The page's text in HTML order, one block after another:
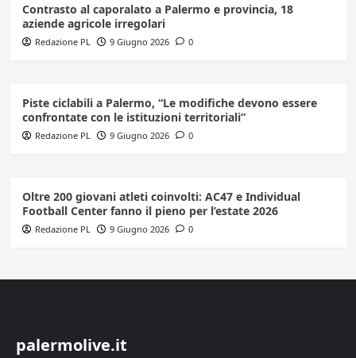
Contrasto al caporalato a Palermo e provincia, 18
aziende agricole irregolari
Redazione PL 9 Giugno 2026 0
Piste ciclabili a Palermo, “Le modifiche devono essere
confrontate con le istituzioni territoriali”
Redazione PL 9 Giugno 2026 0
Oltre 200 giovani atleti coinvolti: AC47 e Individual
Football Center fanno il pieno per l’estate 2026
Redazione PL 9 Giugno 2026 0
palermolive.it